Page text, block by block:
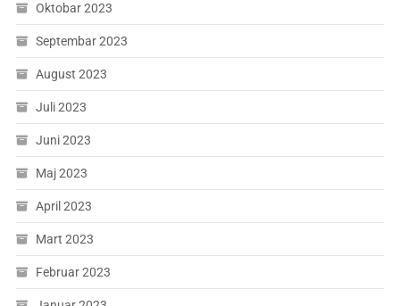
Oktobar 2023
Septembar 2023
August 2023
Juli 2023
Juni 2023
Maj 2023
April 2023
Mart 2023
Februar 2023